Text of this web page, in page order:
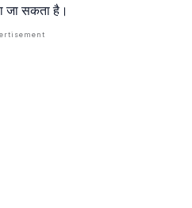
जा सकता है।